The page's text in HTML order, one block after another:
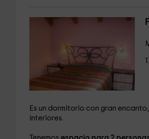
Es un dormitorio con gran
interiores.